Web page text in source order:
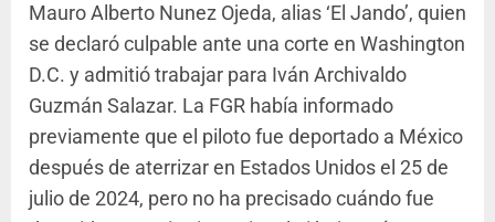
Mauro Alberto Nunez Ojeda, alias ‘El Jando’, quien
se declaró culpable ante una corte en Washington
D.C. y admitió trabajar para Iván Archivaldo
Guzmán Salazar. La FGR había informado
previamente que el piloto fue deportado a México
después de aterrizar en Estados Unidos el 25 de
julio de 2024, pero no ha precisado cuándo fue